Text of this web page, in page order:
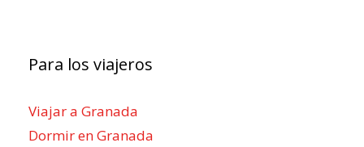
Para los viajeros
Viajar a Granada
Dormir en Granada